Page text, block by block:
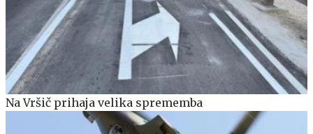
Na Vršič prihaja velika sprememba